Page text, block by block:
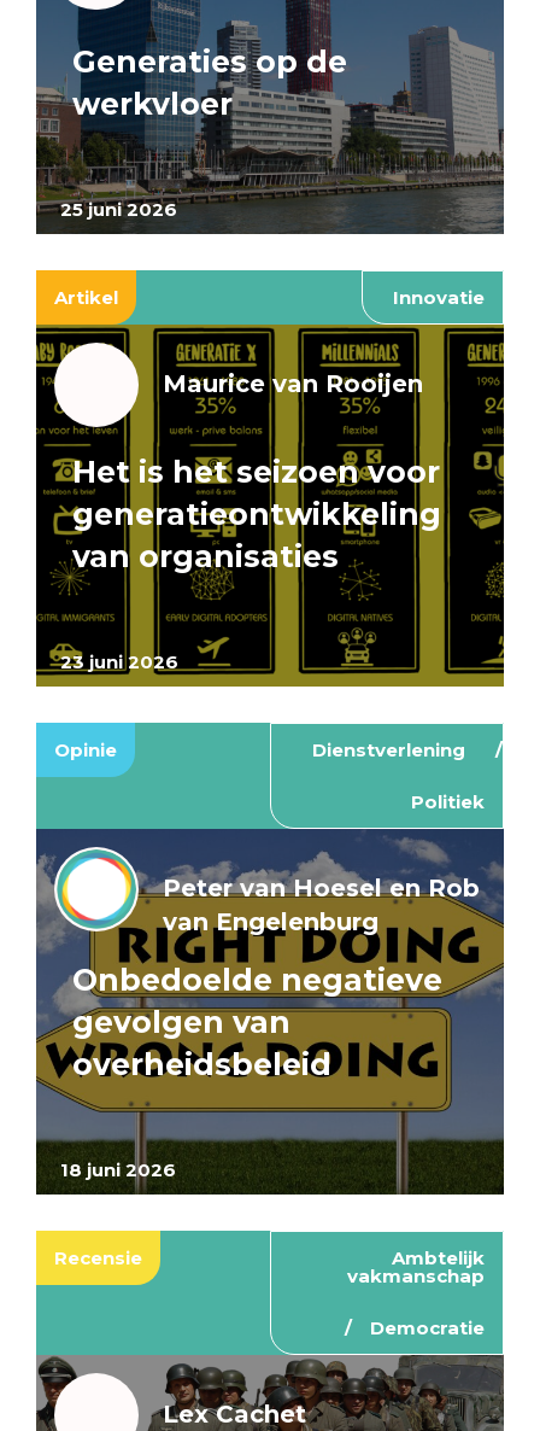
25 juni 2026
Generaties op de
werkvloer
Artikel Innovatie
23 juni 2026
Maurice van Rooijen
Het is het seizoen voor
generatieontwikkeling
van organisaties
Opinie Dienstverlening
Politiek
18 juni 2026
Peter van Hoesel en Rob
van Engelenburg
Onbedoelde negatieve
gevolgen van
overheidsbeleid
Recensie Ambtelijk
vakmanschap
Democratie
Lex Cachet